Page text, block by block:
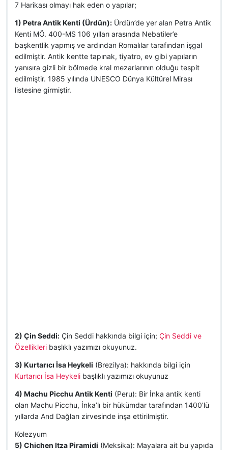
7 Harikası olmayı hak eden o yapılar;
1) Petra Antik Kenti (Ürdün): Ürdün’de yer alan Petra Antik
Kenti MÖ. 400-MS 106 yılları arasında Nebatiler’e
başkentlik yapmış ve ardından Romalılar tarafından işgal
edilmiştir. Antik kentte tapınak, tiyatro, ev gibi yapıların
yanısıra gizli bir bölmede kral mezarlarının olduğu tespit
edilmiştir. 1985 yılında UNESCO Dünya Kültürel Mirası
listesine girmiştir.
2) Çin Seddi: Çin Seddi hakkında bilgi için; Çin Seddi ve
Özellikleri başlıklı yazımızı okuyunuz.
3) Kurtarıcı İsa Heykeli (Brezilya): hakkında bilgi için
Kurtarıcı İsa Heykeli başlıklı yazımızı okuyunuz
4) Machu Picchu Antik Kenti (Peru): Bir İnka antik kenti
olan Machu Picchu, İnka’lı bir hükümdar tarafından 1400’lü
yıllarda And Dağları zirvesinde inşa ettirilmiştir.
Kolezyum
5) Chichen Itza Piramidi (Meksika): Mayalara ait bu yapıda